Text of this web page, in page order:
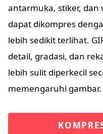
antarmuka, stiker, dan
dapat dikompres
lebih sedikit terlihat.
detail, gradasi, dan
lebih sulit diperkecil
memengaruhi gambar.